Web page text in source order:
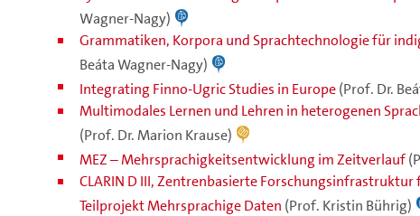
Wagner-Nagy)
Grammatiken, Korpora und Sprachtechnologie für
Beáta Wagner-Nagy)
Integrating Finno-Ugric Studies in Europe(Prof. Dr.
Multimodales Lernen und Lehren in heterogenen
(Prof. Dr. Marion Krause)
MEZ – Mehrsprachigkeitsentwicklung im Zeitverlauf
CLARIN D III, Zentrenbasierte
Teilprojekt Mehrsprachige Daten (Prof. Kristin Bührig)